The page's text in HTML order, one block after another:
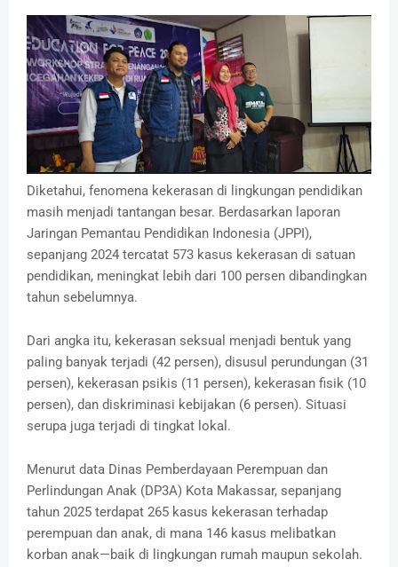
Diketahui, fenomena kekerasan di lingkungan pendidikan
masih menjadi tantangan besar. Berdasarkan laporan
Jaringan Pemantau Pendidikan Indonesia (JPPI),
sepanjang 2024 tercatat 573 kasus kekerasan di satuan
pendidikan, meningkat lebih dari 100 persen dibandingkan
tahun sebelumnya.
Dari angka itu, kekerasan seksual menjadi bentuk yang
paling banyak terjadi (42 persen), disusul perundungan (31
persen), kekerasan psikis (11 persen), kekerasan fisik (10
persen), dan diskriminasi kebijakan (6 persen). Situasi
serupa juga terjadi di tingkat lokal.
Menurut data Dinas Pemberdayaan Perempuan dan
Perlindungan Anak (DP3A) Kota Makassar, sepanjang
tahun 2025 terdapat 265 kasus kekerasan terhadap
perempuan dan anak, di mana 146 kasus melibatkan
korban anak—baik di lingkungan rumah maupun sekolah.